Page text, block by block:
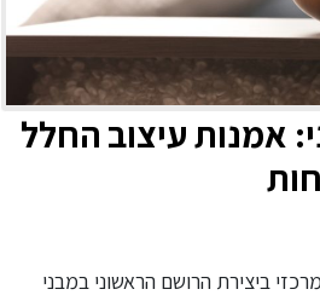
אמנות עיצוב החלל
ביצירת הרושם הראשוני במבני